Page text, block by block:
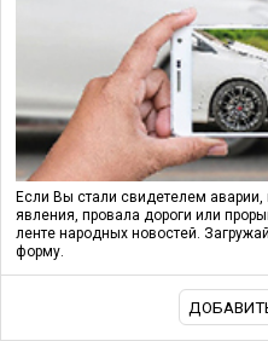
Если Вы стали свидетелем
явления, провала дороги или
ленте народных новостей.
форму.